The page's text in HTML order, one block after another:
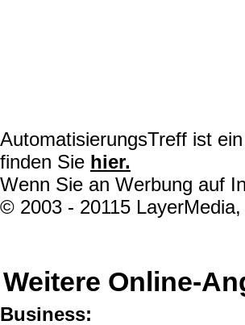
AutomatisierungsTreff ist
finden Sie hier.
Wenn Sie an Werbung auf
© 2003 - 20115
Weitere Online-
Business: